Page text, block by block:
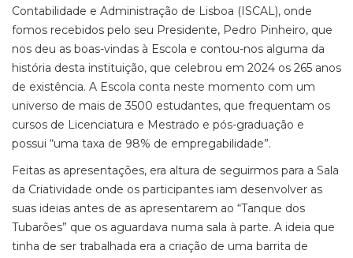
Contabilidade e Administração de Lisboa (ISCAL), onde
fomos recebidos pelo seu Presidente, Pedro Pinheiro, que
nos deu as boas-vindas à Escola e contou-nos alguma da
história desta instituição, que celebrou em 2024 os 265 anos
de existência. A Escola conta neste momento com um
universo de mais de 3500 estudantes, que frequentam os
cursos de Licenciatura e Mestrado e pós-graduação e
possui “uma taxa de 98% de empregabilidade”.
Feitas as apresentações, era altura de seguirmos para a Sala
da Criatividade onde os participantes iam desenvolver as
suas ideias antes de as apresentarem ao “Tanque dos
Tubarões” que os aguardava numa sala à parte. A ideia que
tinha de ser trabalhada era a criação de uma barrita de